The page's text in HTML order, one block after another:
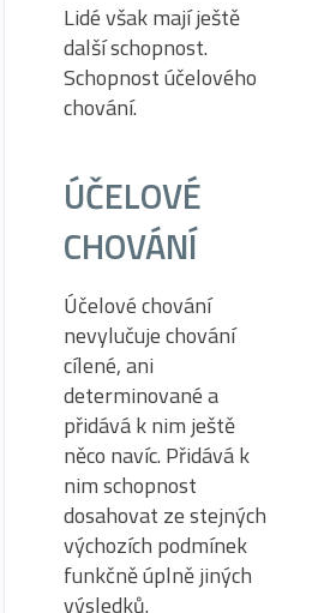
Lidé však mají ještě
další schopnost.
Schopnost účelového
chování.
ÚČELOVÉ
CHOVÁNÍ
Účelové chování
nevylučuje chování
cílené, ani
determinované a
přidává k nim ještě
něco navíc. Přidává k
nim schopnost
dosahovat ze stejných
výchozích podmínek
funkčně úplně jiných
výsledků.